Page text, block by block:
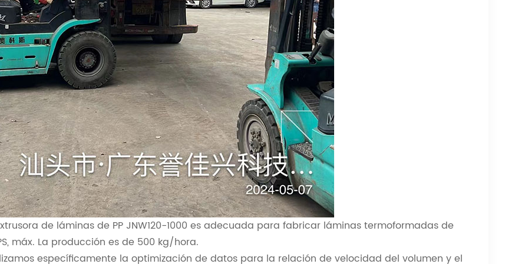
de láminas de PP JNW120-1000 es adecuada para fabricar láminas termoformadas de
máx. La producción es de 500 kg/hora.
específicamente la optimización de datos para la relación de velocidad del volumen y el